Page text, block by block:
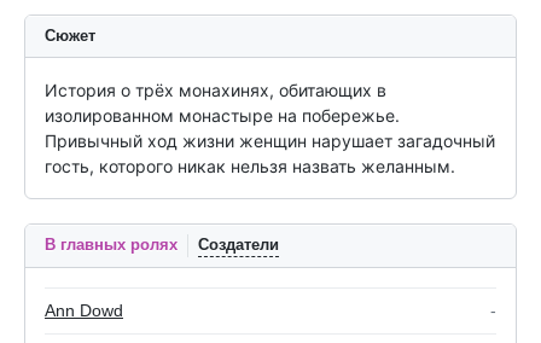
Сюжет
История о трёх монахинях, обитающих в
изолированном монастыре на побережье.
Привычный ход жизни женщин нарушает загадочный
гость, которого никак нельзя назвать желанным.
В главных ролях Создатели
Ann Dowd -